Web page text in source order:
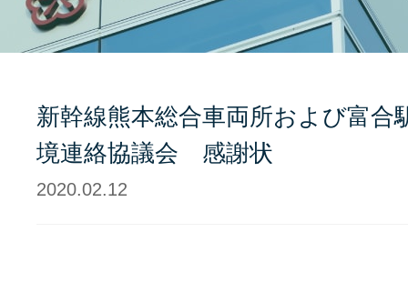
新幹線熊本総合車両所および富合
境連絡協議会 感謝状
2020.02.12